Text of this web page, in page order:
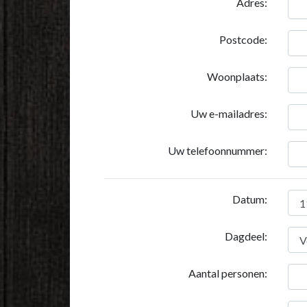
Postcode:
Woonplaats:
Uw e-mailadres:
Uw telefoonnummer:
Datum:
Dagdeel:
Aantal personen: